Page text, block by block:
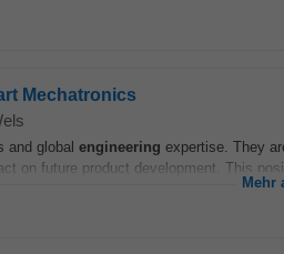
Mechatronics
and global engineering expertise. They
on future product development. This
Mehr